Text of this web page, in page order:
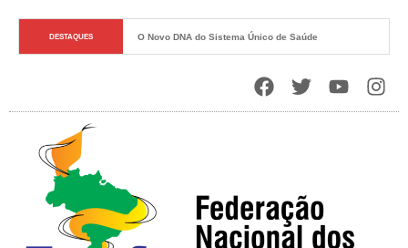
DESTAQUES O Novo DNA do Sistema Único de Saúde